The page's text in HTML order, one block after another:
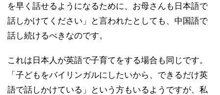
を早く話せるようになるために、お母さんも日本語で
話しかけてください」と言われたとしても、中国語で
話し続けるべきなのです。
これは日本人が英語で子育てをする場合も同じです。
「子どもをバイリンガルにしたいから、できるだけ英
語で話しかけている」という方もいるようですが、私